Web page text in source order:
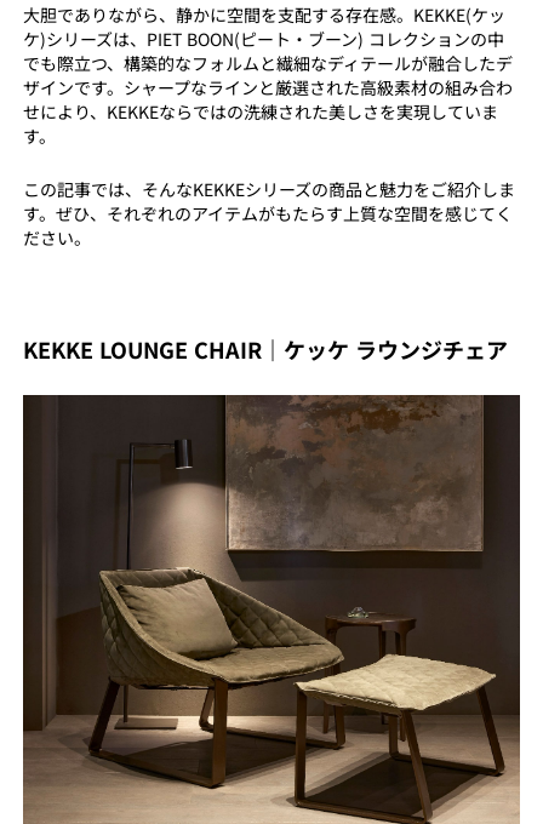
大胆でありながら、静かに空間を支配する存在感。KEKKE(ケッ
ケ)シリーズは、PIET BOON(ピート・ブーン) コレクションの中
でも際立つ、構築的なフォルムと繊細なディテールが融合したデ
ザインです。シャープなラインと厳選された高級素材の組み合わ
せにより、KEKKEならではの洗練された美しさを実現していま
す。
この記事では、そんなKEKKEシリーズの商品と魅力をご紹介しま
す。ぜひ、それぞれのアイテムがもたらす上質な空間を感じてく
ださい。
KEKKE LOUNGE CHAIR｜ケッケ ラウンジチェア